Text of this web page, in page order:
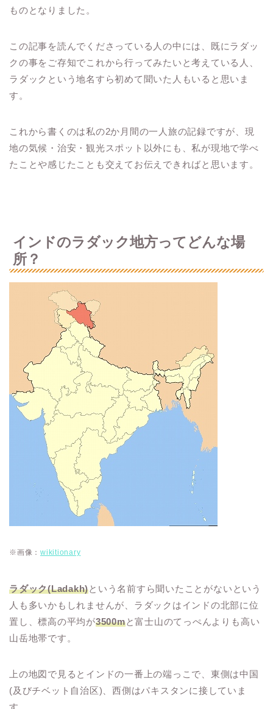
ものとなりました。
この記事を読んでくださっている人の中には、既にラダッ
クの事をご存知でこれから行ってみたいと考えている人、
ラダックという地名すら初めて聞いた人もいると思いま
す。
これから書くのは私の2か月間の一人旅の記録ですが、現
地の気候・治安・観光スポット以外にも、私が現地で学べ
たことや感じたことも交えてお伝えできればと思います。
インドのラダック地方ってどんな場
所？
※画像：wikitionary
ラダック(Ladakh)という名前すら聞いたことがないという
人も多いかもしれませんが、ラダックはインドの北部に位
置し、標高の平均が3500mと富士山のてっぺんよりも高い
山岳地帯です。
上の地図で見るとインドの一番上の端っこで、東側は中国
(及びチベット自治区)、西側はパキスタンに接していま
す。